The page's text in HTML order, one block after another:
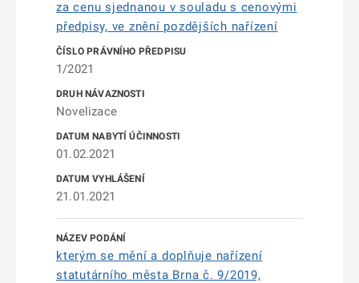
za cenu sjednanou v souladu s cenovými
předpisy, ve znění pozdějších nařízení
1/2021
Novelizace
01.02.2021
21.01.2021
kterým se mění a doplňuje nařízení
statutárního města Brna č. 9/2019,